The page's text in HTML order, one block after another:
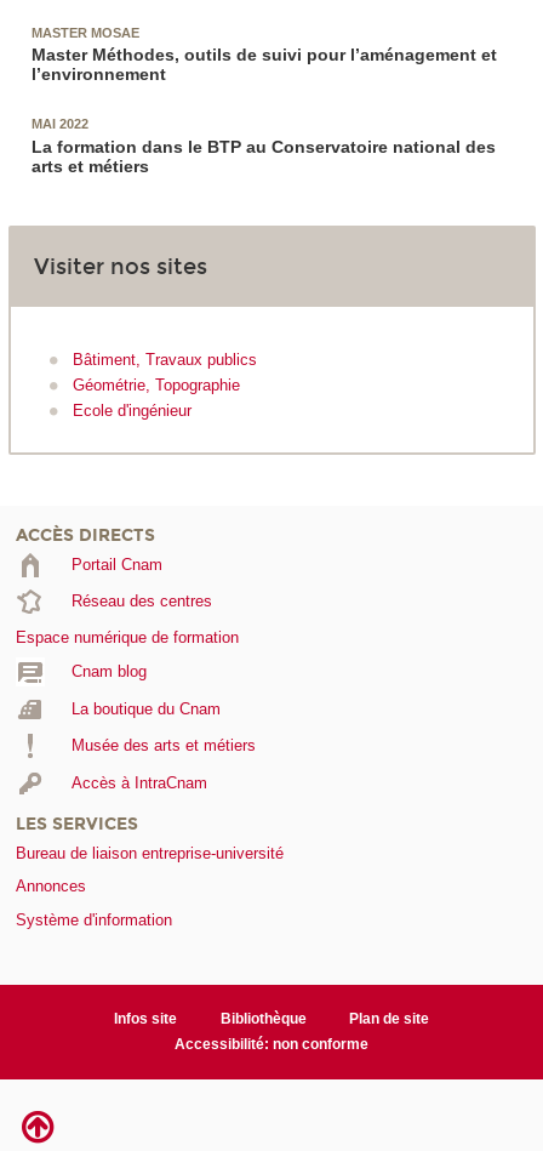
MASTER MOSAE
Master Méthodes, outils de suivi pour l’aménagement et
l’environnement
MAI 2022
La formation dans le BTP au Conservatoire national des
arts et métiers
Visiter nos sites
Bâtiment, Travaux publics
Géométrie, Topographie
Ecole d'ingénieur
ACCÈS DIRECTS
Portail Cnam
Réseau des centres
Espace numérique de formation
Cnam blog
La boutique du Cnam
Musée des arts et métiers
Accès à IntraCnam
LES SERVICES
Bureau de liaison entreprise-université
Annonces
Système d'information
Infos site Bibliothèque
Plan de site
Accessibilité: non conforme